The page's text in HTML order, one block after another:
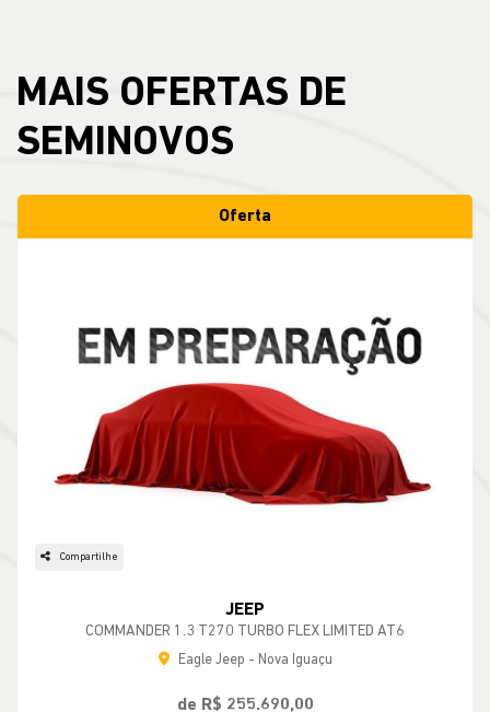
MAIS OFERTAS DE
SEMINOVOS
Oferta
Compartilhe
JEEP
COMMANDER 1.3 T270 TURBO FLEX LIMITED AT6
Eagle Jeep - Nova Iguaçu
de R$ 255.690,00